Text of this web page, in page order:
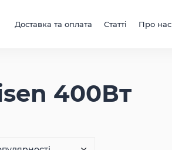
Доставка та оплата Статті Про нас
400Вт